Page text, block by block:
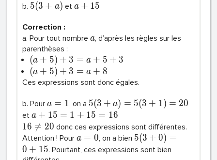
b. 5(3 + a) et a + 15
Correction :
a. Pour tout nombre a, d’après les règles sur les
parenthèses :
(a + 5) + 3 = a + 5 + 3
(a + 5) + 3 = a + 8
Ces expressions sont donc égales.
b. Pour a = 1, on a 5(3 + a) = 5(3 + 1) = 20
et a + 15 = 1 + 15 = 16
16 
= 20 donc ces expressions sont différentes.
Attention ! Pour a = 0, on a bien 5(3 + 0) =
0 + 15. Pourtant, ces expressions sont bien